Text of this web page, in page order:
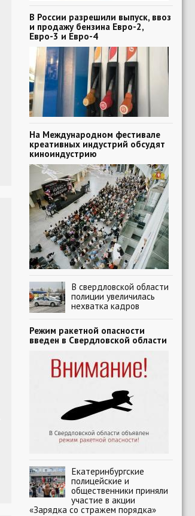
В России разрешили выпуск, ввоз
и продажу бензина Евро-2,
Евро-3 и Евро-4
На Международном фестивале
креативных индустрий обсудят
киноиндустрию
В свердловской области
полиции увеличилась
нехватка кадров
Режим ракетной опасности
введен в Свердловской области
Екатеринбургские
полицейские и
общественники приняли
участие в акции
«Зарядка со стражем порядка»